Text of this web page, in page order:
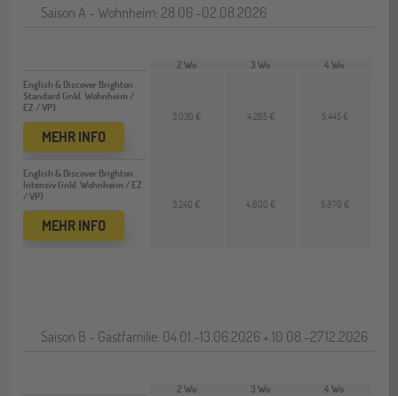
Saison A - Wohnheim: 28.06.-02.08.2026
English & Discover Brighton
Standard (inkl. Wohnheim /
EZ / VP)
MEHR INFO
English & Discover Brighton
Intensiv (inkl. Wohnheim / EZ
/ VP)
MEHR INFO
2 Wo 3 Wo 4 Wo
3.030 € 4.265 € 5.445 €
3.240 € 4.600 € 5.870 €
Saison B - Gastfamilie: 04.01.-13.06.2026 + 10.08.-27.12.2026
2 Wo 3 Wo 4 Wo